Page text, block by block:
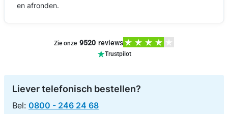
en afronden.
Zie onze 9520 reviews
Trustpilot
Liever telefonisch bestellen?
Bel: 0800 - 246 24 68